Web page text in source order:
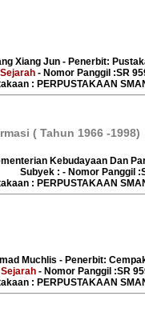
Xiang Jun - Penerbit:
Sejarah - Nomor Panggil :SR
: PERPUSTAKAAN
( Tahun 1966 -1998)
Kebudayaan Dan
Subyek : - Nomor Panggil
: PERPUSTAKAAN
Muchlis - Penerbit:
Sejarah - Nomor Panggil :SR
: PERPUSTAKAAN